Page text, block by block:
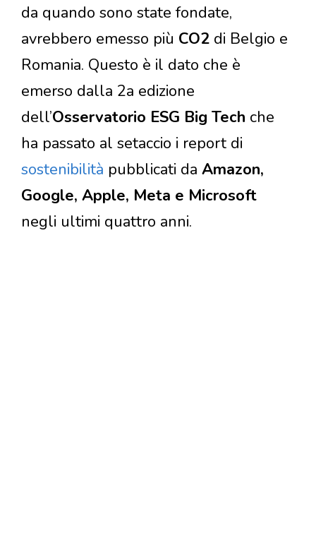
da quando sono state fondate,
avrebbero emesso più CO2 di Belgio e
Romania. Questo è il dato che è
emerso dalla 2a edizione
dell’Osservatorio ESG Big Tech che
ha passato al setaccio i report di
sostenibilità pubblicati da Amazon,
Google, Apple, Meta e Microsoft
negli ultimi quattro anni.